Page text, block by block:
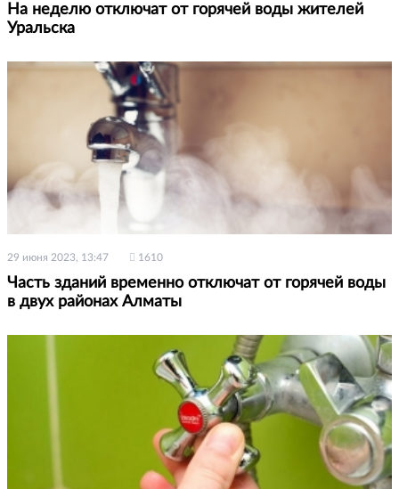
На неделю отключат от горячей воды жителей
Уральска
29 июня 2023, 13:47 1610
Часть зданий временно отключат от горячей воды
в двух районах Алматы